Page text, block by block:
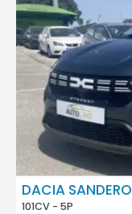
DACIA SANDERO
101CV - 5P